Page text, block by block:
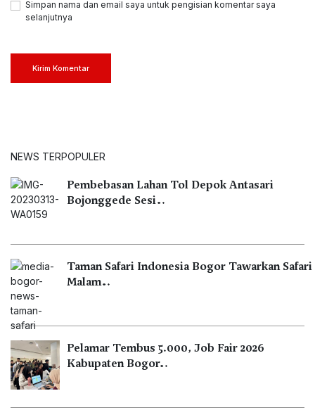
Simpan nama dan email saya untuk pengisian komentar saya
selanjutnya
Kirim Komentar
NEWS TERPOPULER
Pembebasan Lahan Tol Depok Antasari
Bojonggede Sesi…
Taman Safari Indonesia Bogor Tawarkan Safari
Malam…
Pelamar Tembus 5.000, Job Fair 2026
Kabupaten Bogor…